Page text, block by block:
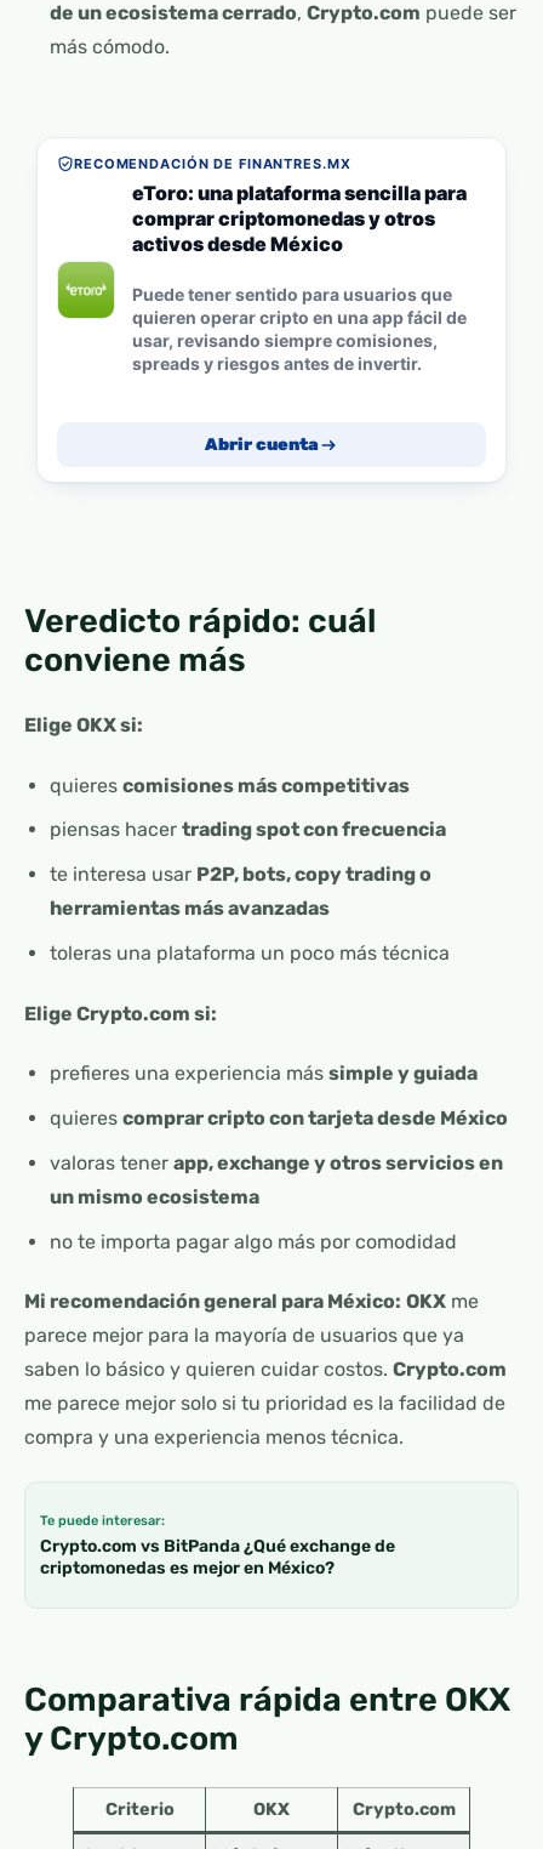
de un ecosistema cerrado, Crypto.com puede ser
más cómodo.
RECOMENDACIÓN DE FINANTRES.MX
eToro: una plataforma sencilla para
comprar criptomonedas y otros
activos desde México
Puede tener sentido para usuarios que
quieren operar cripto en una app fácil de
usar, revisando siempre comisiones,
spreads y riesgos antes de invertir.
Abrir cuenta
Veredicto rápido: cuál
conviene más
Elige OKX si:
quieres comisiones más competitivas
piensas hacer trading spot con frecuencia
te interesa usar P2P, bots, copy trading o
herramientas más avanzadas
toleras una plataforma un poco más técnica
Elige Crypto.com si:
prefieres una experiencia más simple y guiada
quieres comprar cripto con tarjeta desde México
valoras tener app, exchange y otros servicios en
un mismo ecosistema
no te importa pagar algo más por comodidad
Mi recomendación general para México: OKX me
parece mejor para la mayoría de usuarios que ya
saben lo básico y quieren cuidar costos. Crypto.com
me parece mejor solo si tu prioridad es la facilidad de
compra y una experiencia menos técnica.
Te puede interesar:
Crypto.com vs BitPanda ¿Qué exchange de
criptomonedas es mejor en México?
Comparativa rápida entre OKX
y Crypto.com
Criterio OKX Crypto.com